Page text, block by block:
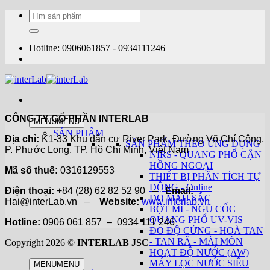
dung
Tìm
kiếm:
Hotline: 0906061857 - 0934111246
MENUMENU
SẢN PHẨM
SẢN PHẨM THEO ỨNG DỤNG
NIRS - QUANG PHỔ CẬN
HỒNG NGOẠI
THIẾT BỊ PHÂN TÍCH TỰ
ĐỘNG - Online
ĐO MÀU SẮC
BỘT MÌ - NGŨ CỐC
QUANG PHỔ UV-VIS
ĐO ĐỘ CỨNG - HOÀ TAN
- TAN RÃ - MÀI MÒN
HOẠT ĐỘ NƯỚC (AW)
MÁY LỌC NƯỚC SIÊU
CÔNG TY CỔ PHẦN INTERLAB
Địa chỉ: K1-33 Khu dân cư River Park, Đường Võ Chí Công,
P. Phước Long, TP. Hồ Chí Minh, Việt Nam
Mã số thuế: 0316129553
Điện thoại: +84 (28) 62 82 52 90 –Email:
Hai@interLab.vn – Website: www.interlab.vn
Hotline: 0906 061 857 – 0934 111 246
Copyright 2026 © INTERLAB JSC
MENUMENU